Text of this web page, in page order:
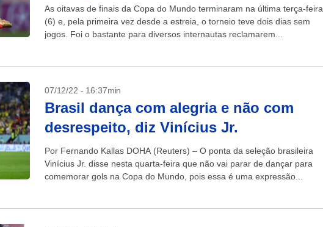
As oitavas de finais da Copa do Mundo terminaram na última terça-feira
(6) e, pela primeira vez desde a estreia, o torneio teve dois dias sem
jogos. Foi o bastante para diversos internautas reclamarem...
07/12/22 - 16:37min
Brasil dança com alegria e não com
desrespeito, diz Vinícius Jr.
Por Fernando Kallas DOHA (Reuters) – O ponta da seleção brasileira
Vinícius Jr. disse nesta quarta-feira que não vai parar de dançar para
comemorar gols na Copa do Mundo, pois essa é uma expressão...